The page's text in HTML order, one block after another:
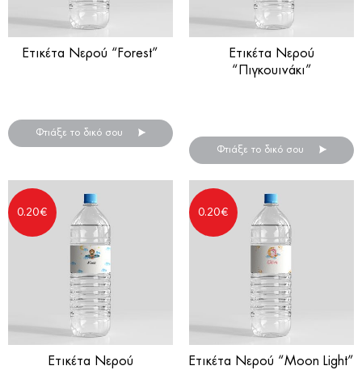
Ετικέτα Νερού “Forest”
Φτιάξε το δικό σου
Ετικέτα Νερού
“Πιγκουινάκι”
Φτιάξε το δικό σου
Ετικέτα Νερού
0.20€
Ετικέτα Νερού “Moon Light”
0.20€